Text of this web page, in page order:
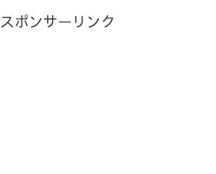
スポンサーリンク